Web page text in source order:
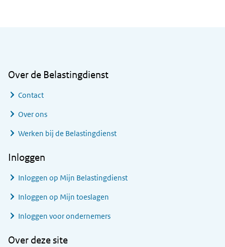
Over de Belastingdienst
Contact
Over ons
Werken bij de Belastingdienst
Inloggen
Inloggen op Mijn Belastingdienst
Inloggen op Mijn toeslagen
Inloggen voor ondernemers
Over deze site